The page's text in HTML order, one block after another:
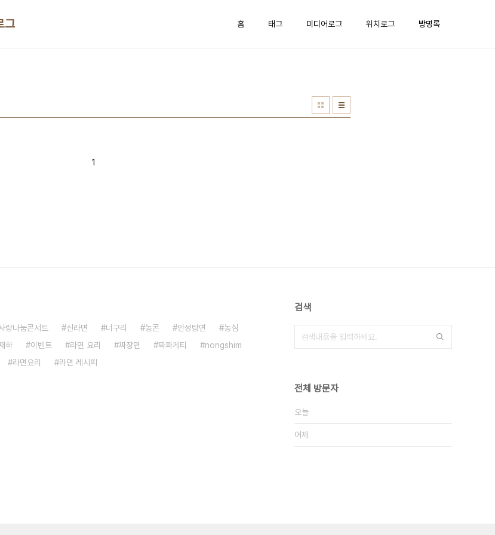
그 홈 태그 미디어로그 위치로그 방명록
1
랑나눔콘서트 신라면 너구리 농콘 안성탕면
농심
하 이벤트 라면 요리 짜장면 짜파게티
nongshim
라면요리 라면 레시피
검색
전체 방문자
오늘
어제